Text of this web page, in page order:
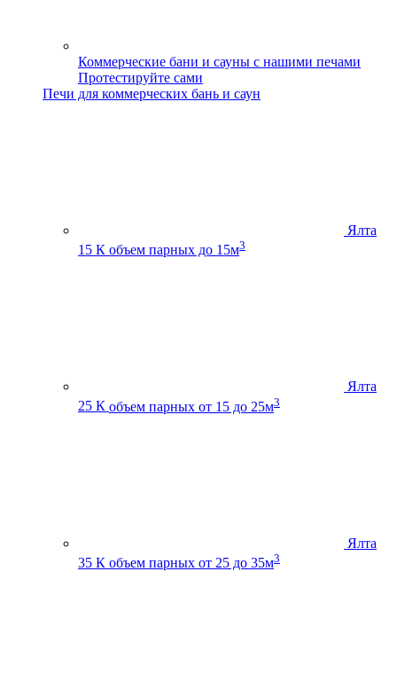
Коммерческие бани и сауны с нашими печами
Протестируйте сами
Печи для коммерческих бань и саун
Ялта
15 К объем парных до 15м3
Ялта
25 К объем парных от 15 до 25м3
Ялта
35 К объем парных от 25 до 35м3